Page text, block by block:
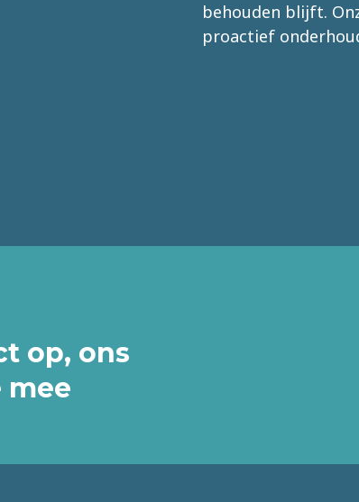
behouden blijft.
proactief
op, ons
mee